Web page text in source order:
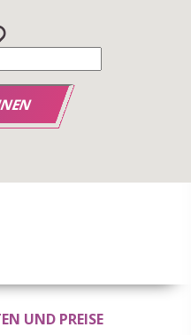
UND PREISE